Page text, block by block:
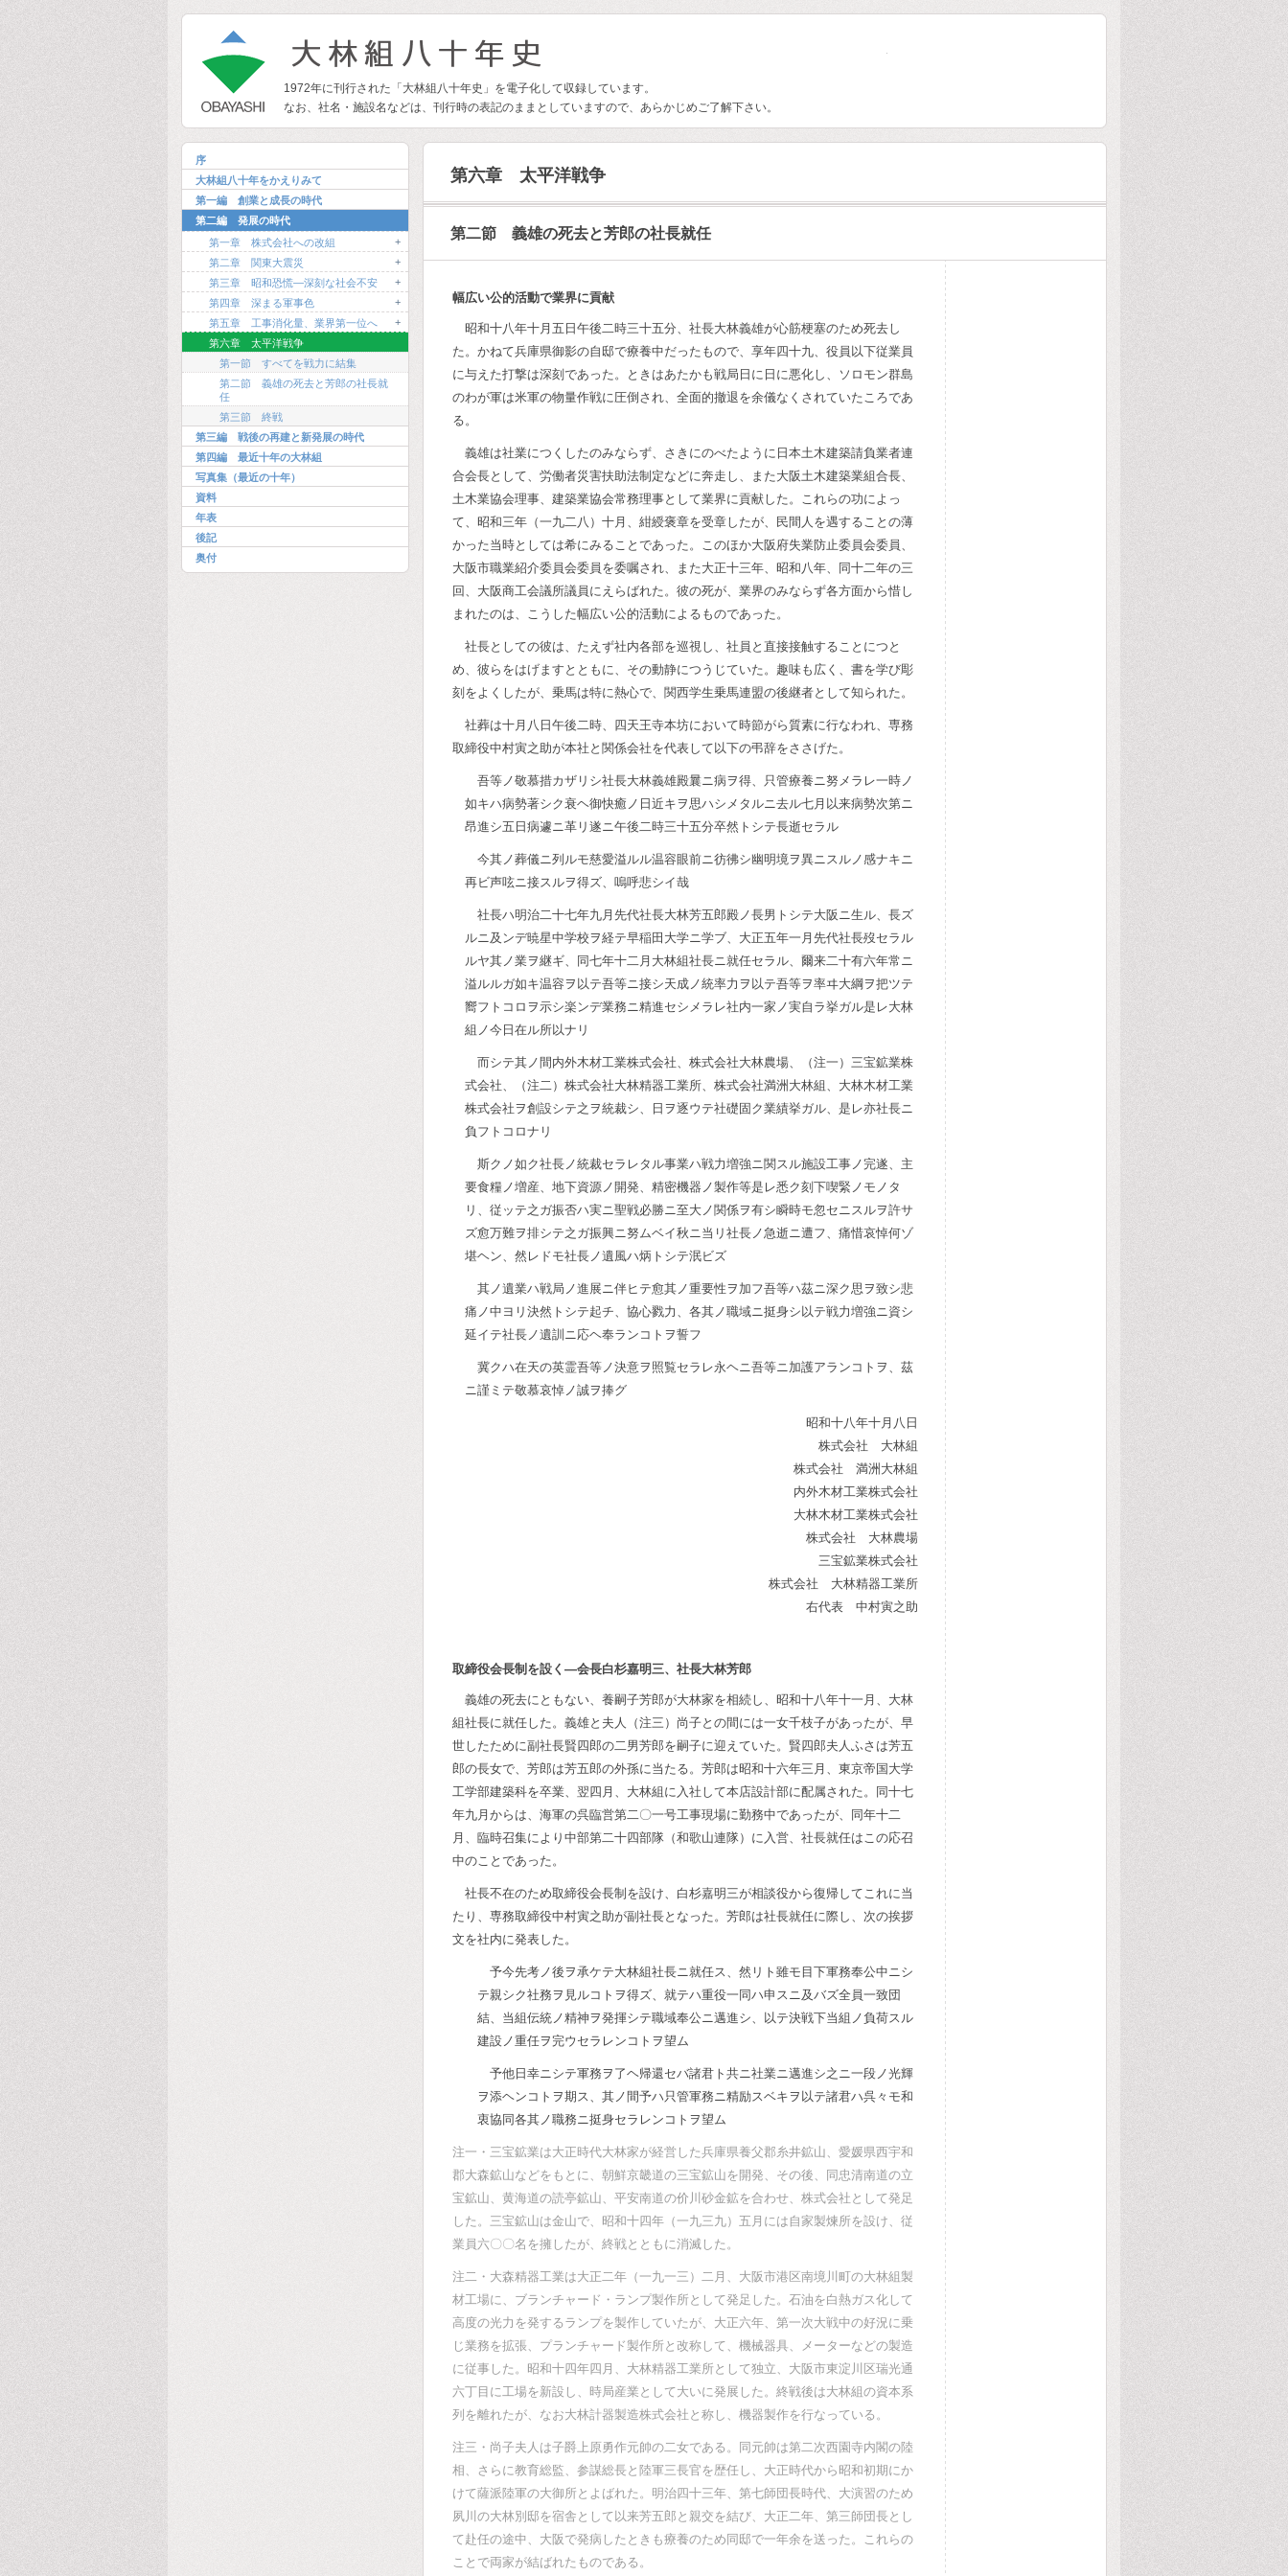
1972年に刊行された「大林組八十年史」を電子化して収録しています。
なお、社名・施設名などは、刊行時の表記のままとしていますので、あらかじめご了解下さい。
序
大林組八十年をかえりみて
第一編 創業と成長の時代
第二編 発展の時代
第一章 株式会社への改組
+
第二章 関東大震災
+
第三章 昭和恐慌―深刻な社会不安
+
第四章 深まる軍事色
+
第五章 工事消化量、業界第一位へ
+
第六章 太平洋戦争
第一節 すべてを戦力に結集
第二節 義雄の死去と芳郎の社長就
任
第三節 終戦
第三編 戦後の再建と新発展の時代
第四編 最近十年の大林組
写真集（最近の十年）
資料
年表
後記
奥付
第六章 太平洋戦争
第二節 義雄の死去と芳郎の社長就任
幅広い公的活動で業界に貢献
昭和十八年十月五日午後二時三十五分、社長大林義雄が心筋梗塞のため死去し
た。かねて兵庫県御影の自邸で療養中だったもので、享年四十九、役員以下従業員
に与えた打撃は深刻であった。ときはあたかも戦局日に日に悪化し、ソロモン群島
のわが軍は米軍の物量作戦に圧倒され、全面的撤退を余儀なくされていたころであ
る。
義雄は社業につくしたのみならず、さきにのべたように日本土木建築請負業者連
合会長として、労働者災害扶助法制定などに奔走し、また大阪土木建築業組合長、
土木業協会理事、建築業協会常務理事として業界に貢献した。これらの功によっ
て、昭和三年（一九二八）十月、紺綬褒章を受章したが、民間人を遇することの薄
かった当時としては希にみることであった。このほか大阪府失業防止委員会委員、
大阪市職業紹介委員会委員を委嘱され、また大正十三年、昭和八年、同十二年の三
回、大阪商工会議所議員にえらばれた。彼の死が、業界のみならず各方面から惜し
まれたのは、こうした幅広い公的活動によるものであった。
社長としての彼は、たえず社内各部を巡視し、社員と直接接触することにつと
め、彼らをはげますとともに、その動静につうじていた。趣味も広く、書を学び彫
刻をよくしたが、乗馬は特に熱心で、関西学生乗馬連盟の後継者として知られた。
社葬は十月八日午後二時、四天王寺本坊において時節がら質素に行なわれ、専務
取締役中村寅之助が本社と関係会社を代表して以下の弔辞をささげた。
吾等ノ敬慕措カザリシ社長大林義雄殿曩ニ病ヲ得、只管療養ニ努メラレ一時ノ
如キハ病勢著シク衰ヘ御快癒ノ日近キヲ思ハシメタルニ去ル七月以来病勢次第ニ
昂進シ五日病遽ニ革リ遂ニ午後二時三十五分卒然トシテ長逝セラル
今其ノ葬儀ニ列ルモ慈愛溢ルル温容眼前ニ彷彿シ幽明境ヲ異ニスルノ感ナキニ
再ビ声呟ニ接スルヲ得ズ、嗚呼悲シイ哉
社長ハ明治二十七年九月先代社長大林芳五郎殿ノ長男トシテ大阪ニ生ル、長ズ
ルニ及ンデ暁星中学校ヲ経テ早稲田大学ニ学ブ、大正五年一月先代社長歿セラル
ルヤ其ノ業ヲ継ギ、同七年十二月大林組社長ニ就任セラル、爾来二十有六年常ニ
溢ルルガ如キ温容ヲ以テ吾等ニ接シ天成ノ統率力ヲ以テ吾等ヲ率ヰ大綱ヲ把ツテ
嚮フトコロヲ示シ楽ンデ業務ニ精進セシメラレ社内一家ノ実自ラ挙ガル是レ大林
組ノ今日在ル所以ナリ
而シテ其ノ間内外木材工業株式会社、株式会社大林農場、（注一）三宝鉱業株
式会社、（注二）株式会社大林精器工業所、株式会社満洲大林組、大林木材工業
株式会社ヲ創設シテ之ヲ統裁シ、日ヲ逐ウテ社礎固ク業績挙ガル、是レ亦社長ニ
負フトコロナリ
斯クノ如ク社長ノ統裁セラレタル事業ハ戦力増強ニ関スル施設工事ノ完遂、主
要食糧ノ増産、地下資源ノ開発、精密機器ノ製作等是レ悉ク刻下喫緊ノモノタ
リ、従ッテ之ガ振否ハ実ニ聖戦必勝ニ至大ノ関係ヲ有シ瞬時モ忽セニスルヲ許サ
ズ愈万難ヲ排シテ之ガ振興ニ努ムベイ秋ニ当リ社長ノ急逝ニ遭フ、痛惜哀悼何ゾ
堪ヘン、然レドモ社長ノ遺風ハ炳トシテ泯ビズ
其ノ遺業ハ戦局ノ進展ニ伴ヒテ愈其ノ重要性ヲ加フ吾等ハ茲ニ深ク思ヲ致シ悲
痛ノ中ヨリ決然トシテ起チ、協心戮力、各其ノ職域ニ挺身シ以テ戦力増強ニ資シ
延イテ社長ノ遺訓ニ応ヘ奉ランコトヲ誓フ
冀クハ在天の英霊吾等ノ決意ヲ照覧セラレ永ヘニ吾等ニ加護アランコトヲ、茲
ニ謹ミテ敬慕哀悼ノ誠ヲ捧グ
昭和十八年十月八日
株式会社 大林組
株式会社 満洲大林組
内外木材工業株式会社
大林木材工業株式会社
株式会社 大林農場
三宝鉱業株式会社
株式会社 大林精器工業所
右代表 中村寅之助
取締役会長制を設く―会長白杉嘉明三、社長大林芳郎
義雄の死去にともない、養嗣子芳郎が大林家を相続し、昭和十八年十一月、大林
組社長に就任した。義雄と夫人（注三）尚子との間には一女千枝子があったが、早
世したために副社長賢四郎の二男芳郎を嗣子に迎えていた。賢四郎夫人ふさは芳五
郎の長女で、芳郎は芳五郎の外孫に当たる。芳郎は昭和十六年三月、東京帝国大学
工学部建築科を卒業、翌四月、大林組に入社して本店設計部に配属された。同十七
年九月からは、海軍の呉臨営第二〇一号工事現場に勤務中であったが、同年十二
月、臨時召集により中部第二十四部隊（和歌山連隊）に入営、社長就任はこの応召
中のことであった。
社長不在のため取締役会長制を設け、白杉嘉明三が相談役から復帰してこれに当
たり、専務取締役中村寅之助が副社長となった。芳郎は社長就任に際し、次の挨拶
文を社内に発表した。
予今先考ノ後ヲ承ケテ大林組社長ニ就任ス、然リト雖モ目下軍務奉公中ニシ
テ親シク社務ヲ見ルコトヲ得ズ、就テハ重役一同ハ申スニ及バズ全員一致団
結、当組伝統ノ精神ヲ発揮シテ職域奉公ニ邁進シ、以テ決戦下当組ノ負荷スル
建設ノ重任ヲ完ウセラレンコトヲ望ム
予他日幸ニシテ軍務ヲ了ヘ帰還セバ諸君ト共ニ社業ニ邁進シ之ニ一段ノ光輝
ヲ添ヘンコトヲ期ス、其ノ間予ハ只管軍務ニ精励スベキヲ以テ諸君ハ呉々モ和
衷協同各其ノ職務ニ挺身セラレンコトヲ望ム
注一・三宝鉱業は大正時代大林家が経営した兵庫県養父郡糸井鉱山、愛媛県西宇和
郡大森鉱山などをもとに、朝鮮京畿道の三宝鉱山を開発、その後、同忠清南道の立
宝鉱山、黄海道の読亭鉱山、平安南道の价川砂金鉱を合わせ、株式会社として発足
した。三宝鉱山は金山で、昭和十四年（一九三九）五月には自家製煉所を設け、従
業員六〇〇名を擁したが、終戦とともに消滅した。
注二・大森精器工業は大正二年（一九一三）二月、大阪市港区南境川町の大林組製
材工場に、ブランチャード・ランプ製作所として発足した。石油を白熱ガス化して
高度の光力を発するランプを製作していたが、大正六年、第一次大戦中の好況に乗
じ業務を拡張、プランチャード製作所と改称して、機械器具、メーターなどの製造
に従事した。昭和十四年四月、大林精器工業所として独立、大阪市東淀川区瑞光通
六丁目に工場を新設し、時局産業として大いに発展した。終戦後は大林組の資本系
列を離れたが、なお大林計器製造株式会社と称し、機器製作を行なっている。
注三・尚子夫人は子爵上原勇作元帥の二女である。同元帥は第二次西園寺内閣の陸
相、さらに教育総監、参謀総長と陸軍三長官を歴任し、大正時代から昭和初期にか
けて薩派陸軍の大御所とよばれた。明治四十三年、第七師団長時代、大演習のため
夙川の大林別邸を宿舎として以来芳五郎と親交を結び、大正二年、第三師団長とし
て赴任の途中、大阪で発病したときも療養のため同邸で一年余を送った。これらの
ことで両家が結ばれたものである。